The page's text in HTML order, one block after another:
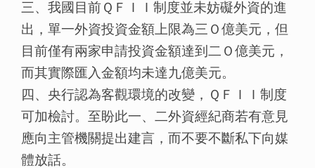
三、我國目前ＱＦＩＩ制度並未妨礙外資的進
出，單一外資投資金額上限為三Ｏ億美元，但
目前僅有兩家申請投資金額達到二Ｏ億美元，
而其實際匯入金額均未達九億美元。
四、央行認為客觀環境的改變，ＱＦＩＩ制度
可加檢討。至盼此一、二外資經紀商若有意見
應向主管機關提出建言，而不要不斷私下向媒
體放話。